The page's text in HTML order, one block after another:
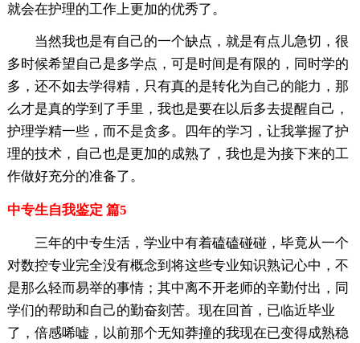
就会在护理的工作上更加的优秀了。
当然我也是有自己的一个缺点，就是有点儿急切，很
多时候希望自己是多学点，可是时间是有限的，同时学的
多，还不如去学得精，只有真的是转化为自己的能力，那
么才是真的学到了手里，我也是要在以后多去提醒自己，
护理学精一些，而不是贪多。四年的学习，让我掌握了护
理的技术，自己也是更加的成熟了，我也是为接下来的工
作做好充分的准备了。
中专生自我鉴定 篇5
三年的中专生活，学业中有着磕磕碰碰，毕竟从一个
对数控专业完全没有概念到将这些专业知识熟记心中，不
是那么轻而易举的事情；其中离不开老师的辛勤付出，同
学们的帮助和自己的勤奋刻苦。现在回首，已临近毕业
了，倍感唏嘘，以前那个无知莽撞的我现在已变得成熟稳